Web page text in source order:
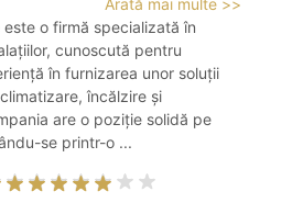
Arată mai multe >>
este o firmă specializată în
cunoscută pentru
în furnizarea unor soluții
încălzire și
are o poziție solidă pe
se printr-o ...